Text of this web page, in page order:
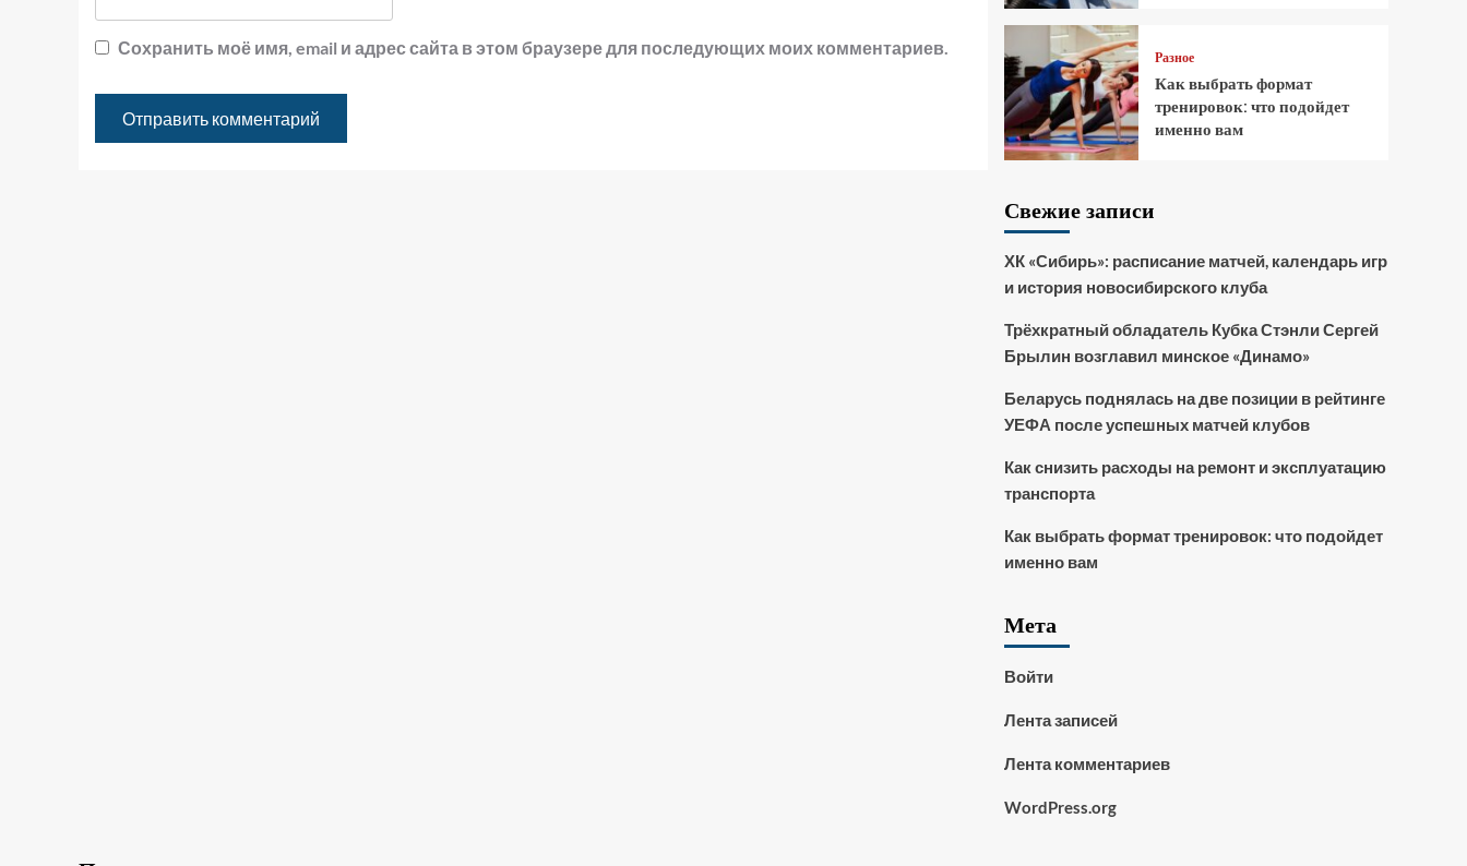
Сохранить моё имя, email и адрес сайта в этом браузере для последующих моих комментариев. Разное
Как выбрать формат
тренировок: что подойдет
именно вам
Свежие записи
ХК «Сибирь»: расписание матчей, календарь игр
и история новосибирского клуба
Трёхкратный обладатель Кубка Стэнли Сергей
Брылин возглавил минское «Динамо»
Беларусь поднялась на две позиции в рейтинге
УЕФА после успешных матчей клубов
Как снизить расходы на ремонт и эксплуатацию
транспорта
Как выбрать формат тренировок: что подойдет
именно вам
Мета
Войти
Лента записей
Лента комментариев
WordPress.org